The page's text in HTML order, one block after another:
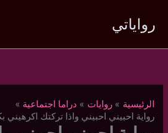
المحتوى
رواياتي
الرئيسية روايات
دراما اجتماعية
رواية احبيني احبيني واذا تركتك اكرهيني